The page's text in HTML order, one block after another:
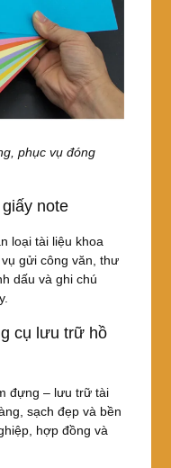
phục vụ đóng
note
loại tài liệu khoa
gửi công văn, thư
dấu và ghi chú
cụ lưu trữ hồ
đựng – lưu trữ tài
sạch đẹp và bền
hợp đồng và